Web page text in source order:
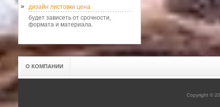
дизайн листовки цена
будет зависеть от срочности,
формата и материала.
О КОМПАНИИ
Copyright ©